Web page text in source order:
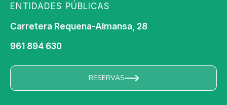
ENTIDADES PÚBLICAS
Carretera Requena-Almansa, 28
961 894 630
RESERVAS